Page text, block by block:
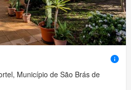
Município de São Brás de